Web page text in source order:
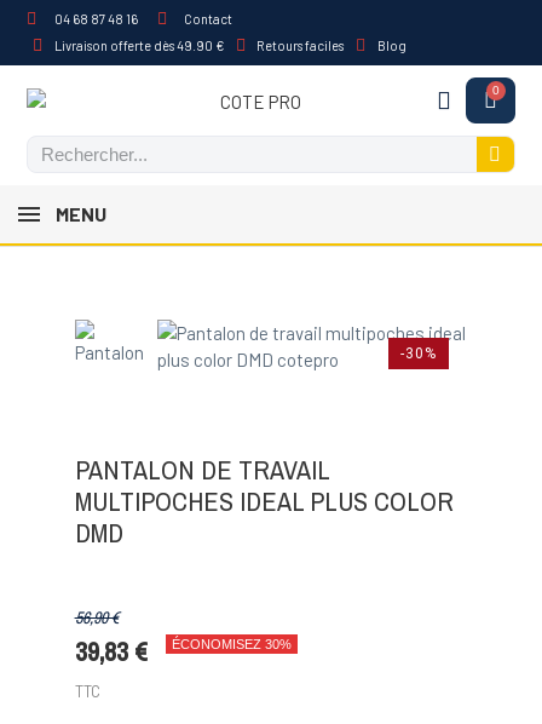
04 68 87 48 16
Contact
Livraison offerte dès 49.90 €
Retours faciles Blog
MENU
-30%
PANTALON DE TRAVAIL
MULTIPOCHES IDEAL PLUS COLOR
DMD
56,90 €
39,83 € ÉCONOMISEZ 30%
TTC